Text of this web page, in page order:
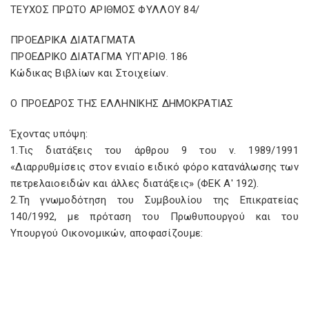
ΤΕΥΧΟΣ ΠΡΩΤΟ ΑΡΙΘΜΟΣ ΦΥΛΛΟΥ 84/
ΠΡΟΕΔΡΙΚΑ ΔΙΑΤΑΓΜΑΤΑ
ΠΡΟΕΔΡΙΚΟ ΔΙΑΤΑΓΜΑ ΥΠ'ΑΡΙΘ. 186
Κώδικας Βιβλίων και Στοιχείων.
Ο ΠΡΟΕΔΡΟΣ ΤΗΣ ΕΛΛΗΝΙΚΗΣ ΔΗΜΟΚΡΑΤΙΑΣ
Έχοντας υπόψη:
1.Τις διατάξεις του άρθρου 9 του ν. 1989/1991
«Διαρρυθμίσεις στον ενιαίο ειδικό φόρο κατανάλωσης των
πετρελαιοειδών και άλλες διατάξεις» (ΦΕΚ Α' 192).
2.Τη γνωμοδότηση του Συμβουλίου της Επικρατείας
140/1992, με πρόταση του Πρωθυπουργού και του
Υπουργού Οικονομικών, αποφασίζουμε: